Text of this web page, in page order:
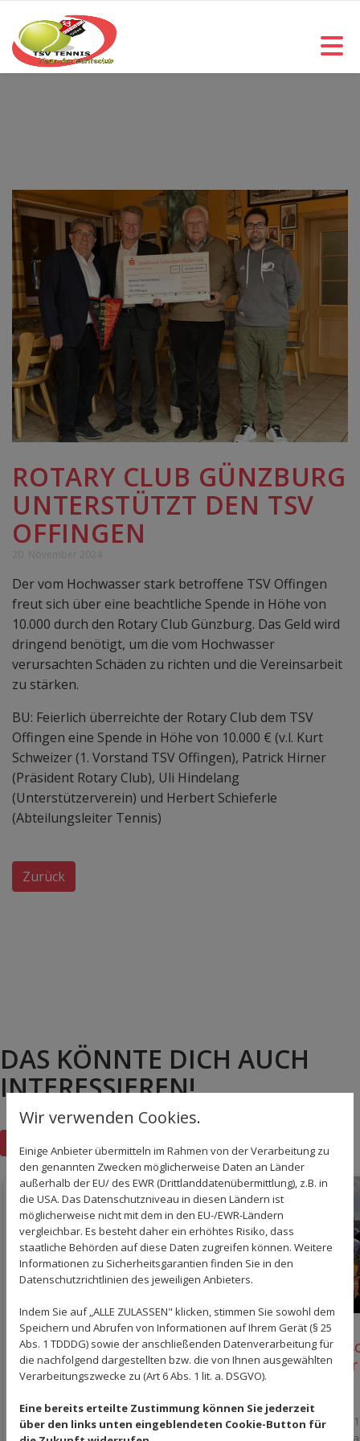
Zurück
ROTARY CLUB GÜNZBURG
UNTERSTÜTZT DEN TSV
OFFINGEN
Der vom Hochwasser stark betroffene TSV Offingen
freut sich über eine beachtliche Spende in Höhe von
10.000 durch den Rotary Club Günzburg. Das Geld wird
dringend benötigt, um die vom Hochwasser
verursachten Schäden zu richten und die Vereinsarbeit
zu stärken.
BU: Feierlich überreichte der Rotary Club dem TSV
Offingen eine Spende in Höhe von 10.000 € (v.l. Kurt
Schweizer (1. Vorstand TSV Offingen), Patrick Hirner
(Präsident Rotary Club), Uli Hindelang
(Unterstützerverein) und Herbert Schieferle
(Abteilungsleiter Tennis)
DAS KÖNNTE DICH AUCH
INTERESSIEREN!
Einladung zum Tennis
Spanferkel-Grillfest
21. Juli 2026 21. Juli 2026
Die Damen
auf. Auch
Wir verwenden Cookies.
Einige Anbieter übermitteln im Rahmen von der Verarbeitung zu
den genannten Zwecken möglicherweise Daten an Länder
außerhalb der EU/ des EWR (Drittlanddatenübermittlung), z.B. in
die USA. Das Datenschutzniveau in diesen Ländern ist
möglicherweise nicht mit dem in den EU-/EWR-Ländern
vergleichbar. Es besteht daher ein erhöhtes Risiko, dass
staatliche Behörden auf diese Daten zugreifen können. Weitere
Informationen zu Sicherheitsgarantien finden Sie in den
Datenschutzrichtlinien des jeweiligen Anbieters.
Indem Sie auf „ALLE ZULASSEN" klicken, stimmen Sie sowohl dem
Speichern und Abrufen von Informationen auf Ihrem Gerät (§ 25
Abs. 1 TDDDG) sowie der anschließenden Datenverarbeitung für
die nachfolgend dargestellten bzw. die von Ihnen ausgewählten
Verarbeitungszwecke zu (Art 6 Abs. 1 lit. a. DSGVO).
Eine bereits erteilte Zustimmung können Sie jederzeit
über den links unten eingeblendeten Cookie-Button für